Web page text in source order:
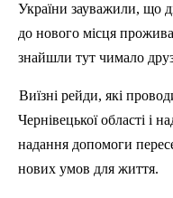
України зауважили, що
до нового місця
знайшли тут чимало
Виїзні рейди, які
Чернівецької області і
надання допомоги
нових умов для життя.